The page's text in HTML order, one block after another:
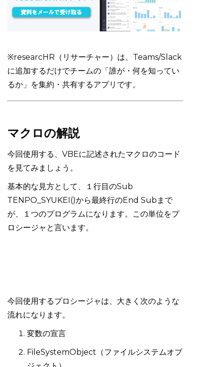
※researcHR（リサーチャー）は、Teams/Slack
に追加するだけでチームの「誰が・何を知ってい
るか」を集約・共有するアプリです。
マクロの解説
今回使用する、VBEに記述されたマクロのコード
を見てみましょう。
基本的な見方として、１行目のSub
TENPO_SYUKEI()から最終行のEnd Subまで
が、１つのプログラムになります。この単位をプ
ロシージャと言います。
今回使用するプロシージャは、大きく次のような
流れになります。
変数の宣言
FileSystemObject（ファイルシステムオブ